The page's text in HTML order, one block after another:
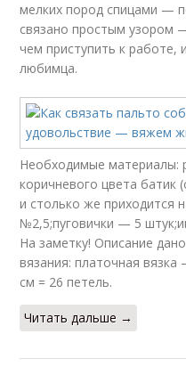
мелких пород спицами —
связано простым узором
чем приступить к работе,
любимца.
Необходимые материалы:
коричневого цвета батик
и столько же приходится
№2,5;пуговички — 5
На заметку! Описание
вязания: платочная
см = 26 петель.
Читать дальше →